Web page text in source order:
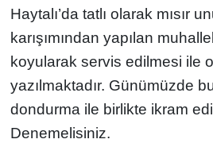
Haytalı’da tatlı olarak mısır
karışımından yapılan
koyularak servis edilmesi ile
yazılmaktadır. Günümüzde
dondurma ile birlikte ikram
Denemelisiniz.